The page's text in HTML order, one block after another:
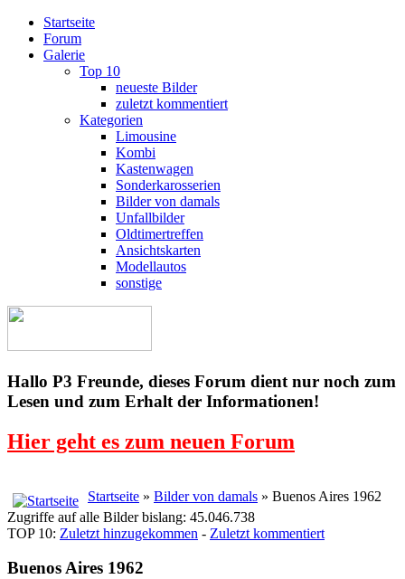
Startseite
Forum
Galerie
Top 10
neueste Bilder
zuletzt kommentiert
Kategorien
Limousine
Kombi
Kastenwagen
Sonderkarosserien
Bilder von damals
Unfallbilder
Oldtimertreffen
Ansichtskarten
Modellautos
sonstige
Hallo P3 Freunde, dieses Forum dient nur noch zum
Lesen und zum Erhalt der Informationen!
Hier geht es zum neuen Forum
Startseite » Bilder von damals » Buenos Aires 1962
Zugriffe auf alle Bilder bislang: 45.046.738
TOP 10: Zuletzt hinzugekommen - Zuletzt kommentiert
Buenos Aires 1962